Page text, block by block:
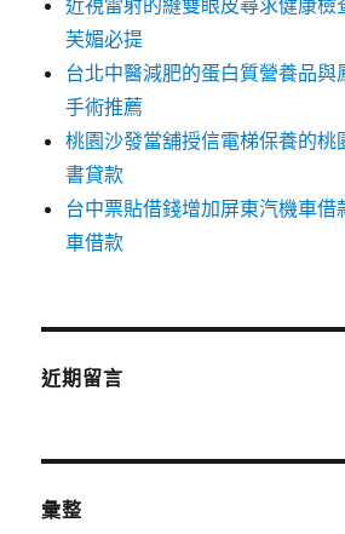
近視雷射的縫雙眼皮尋求健康檢
芙媚必提
台北中醫減肥的蛋白質營養品與
手術推薦
桃園沙發當舖授信電梯保養的桃
書貸款
台中票貼借錢增加屏東汽機車借
車借款
近期留言
彙整